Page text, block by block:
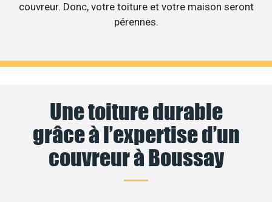
couvreur. Donc, votre toiture et votre maison seront
pérennes.
Une toiture durable
grâce à l’expertise d’un
couvreur à Boussay